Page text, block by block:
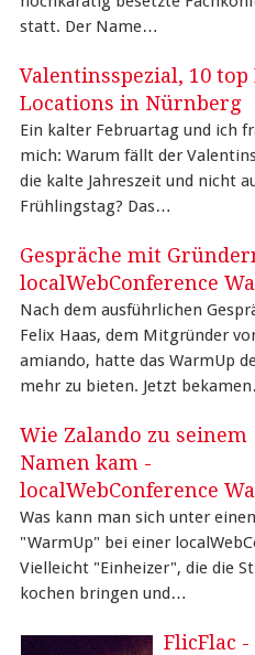
statt. Der Name…
Valentinsspezial, 10 top
Locations in Nürnberg
Ein kalter Februartag und ich
mich: Warum fällt der
die kalte Jahreszeit und nicht
Frühlingstag? Das…
Gespräche mit
localWebConference
Nach dem ausführlichen
Felix Haas, dem Mitgründer
amiando, hatte das WarmUp
mehr zu bieten. Jetzt
Wie Zalando zu seinem
Namen kam -
localWebConference
Was kann man sich unter
"WarmUp" bei einer
Vielleicht "Einheizer", die die
kochen bringen und…
FlicFlac